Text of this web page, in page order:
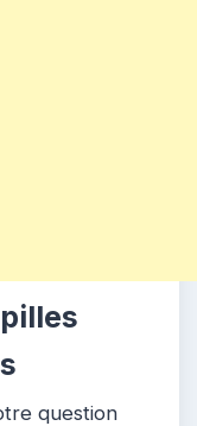
question